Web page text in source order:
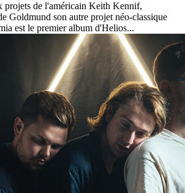
projets de l'américain Keith Kennif,
Goldmund son autre projet néo-classique
est le premier album d'Helios...